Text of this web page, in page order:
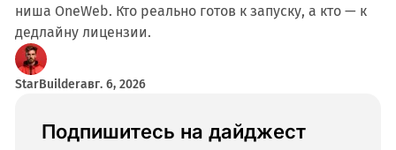
ниша OneWeb. Кто реально готов к запуску, а кто — к
дедлайну лицензии.
StarBuilderавг. 6, 2026
Подпишитесь на дайджест